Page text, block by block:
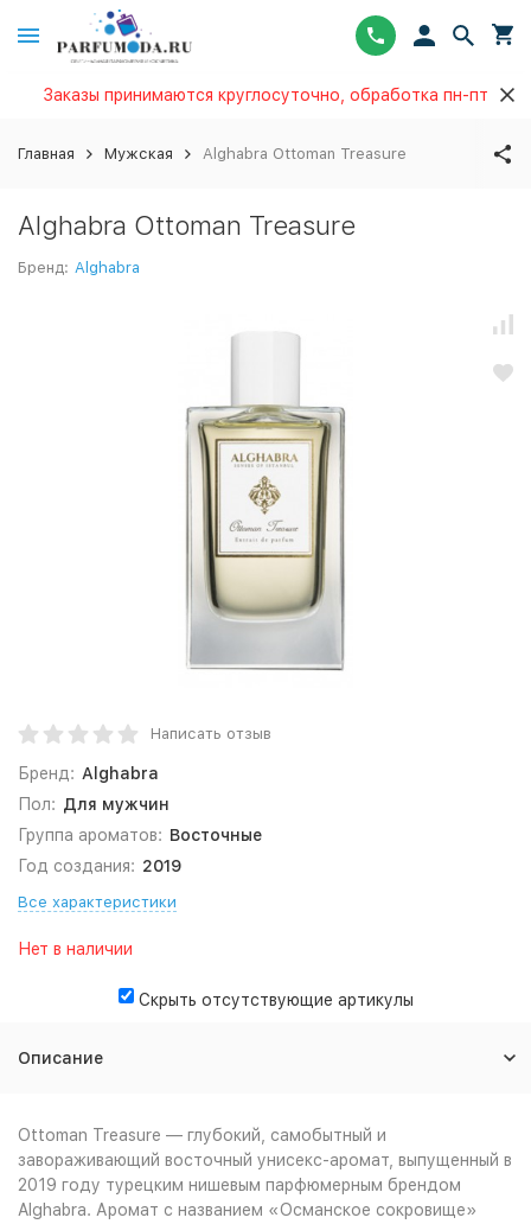
Заказы принимаются круглосуточно, обработка пн-пт
Главная Мужская Alghabra Ottoman Treasure
Alghabra Ottoman Treasure
Бренд: Alghabra
Написать отзыв
Бренд: Alghabra
Пол: Для мужчин
Группа ароматов: Восточные
Год создания: 2019
Все характеристики
Нет в наличии
Скрыть отсутствующие артикулы
Описание
Ottoman Treasure — глубокий, самобытный и
завораживающий восточный унисекс-аромат, выпущенный в
2019 году турецким нишевым парфюмерным брендом
Alghabra. Аромат с названием «Османское сокровище»